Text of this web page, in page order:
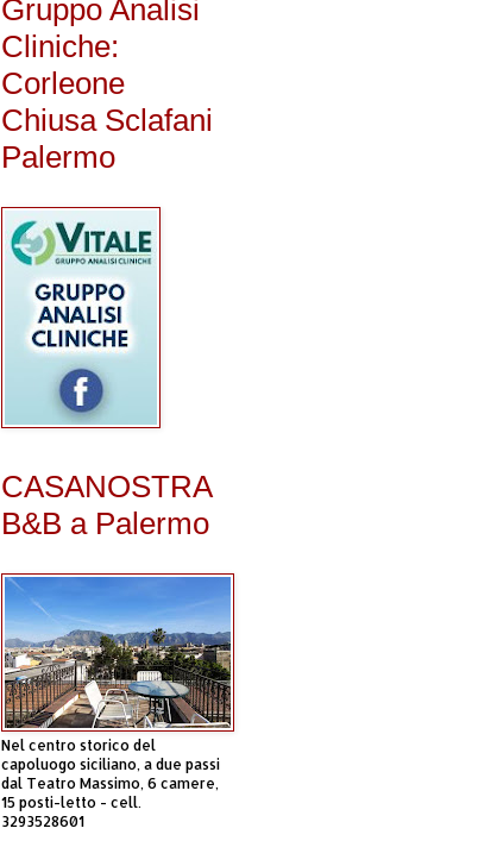
Gruppo Analisi
Cliniche:
Corleone
Chiusa Sclafani
Palermo
CASANOSTRA
B&B a Palermo
Nel centro storico del
capoluogo siciliano, a due passi
dal Teatro Massimo, 6 camere,
15 posti-letto - cell.
3293528601